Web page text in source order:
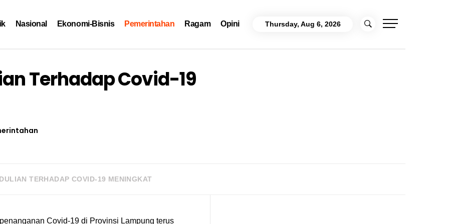
Nasional Ekonomi-Bisnis Pemerintahan Ragam Opini Thursday, Aug 6, 2026
Terhadap Covid-19
TERHADAP COVID-19 MENINGKAT
Covid-19 di Provinsi Lampung terus